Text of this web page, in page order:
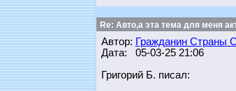
Re: Авто,а эта тема для меня
Автор: Гражданин Страны
Дата: 05-03-25 21:06
Григорий Б. писал: